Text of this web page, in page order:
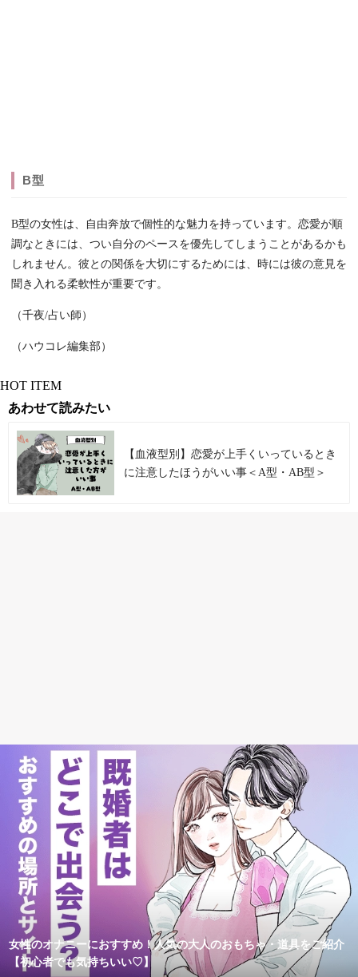
B型
B型の女性は、自由奔放で個性的な魅力を持っています。恋愛が順
調なときには、つい自分のペースを優先してしまうことがあるかも
しれません。彼との関係を大切にするためには、時には彼の意見を
聞き入れる柔軟性が重要です。
（千夜/占い師）
（ハウコレ編集部）
HOT ITEM
あわせて読みたい
【血液型別】恋愛が上手くいっているとき
に注意したほうがいい事＜A型・AB型＞
女性のオナニーにおすすめ！人気の大人のおもちゃ・道具をご紹介
【初心者でも気持ちいい♡】